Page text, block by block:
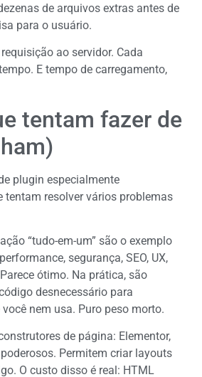
de arquivos extras antes de
para o usuário.
ao servidor. Cada
E tempo de carregamento,
tentam fazer de
plugin especialmente
tentam resolver vários problemas
“tudo-em-um” são o exemplo
segurança, SEO, UX,
ótimo. Na prática, são
desnecessário para
nem usa. Puro peso morto.
de página: Elementor,
Permitem criar layouts
O custo disso é real: HTML